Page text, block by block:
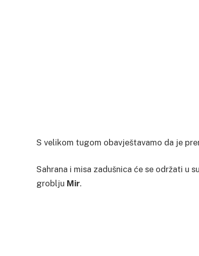
S velikom tugom obavještavamo da je
Sahrana i misa zadušnica će se održati u
groblju Mir.